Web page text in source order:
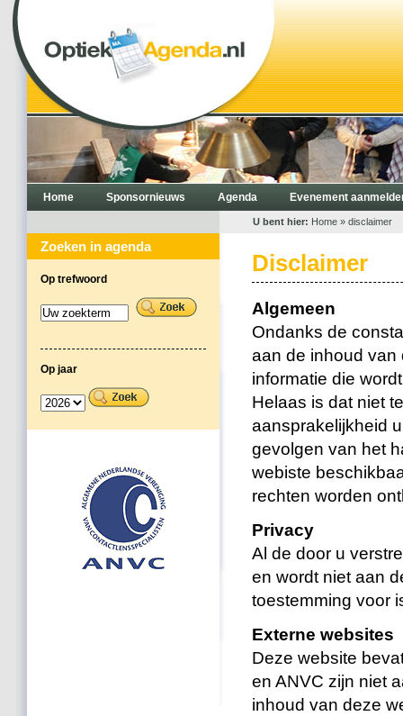
Home Sponsornieuws Agenda Evenement
U bent hier: Home » disclaimer
Zoeken in agenda
Op trefwoord
Op jaar
Disclaimer
Algemeen
Ondanks de
aan de inhoud van
informatie die
Helaas is dat niet
aansprakelijkheid
gevolgen van het
webiste
rechten worden
Privacy
Al de door u
en wordt niet aan
toestemming voor
Externe websites
Deze website
en ANVC zijn niet
inhoud van deze